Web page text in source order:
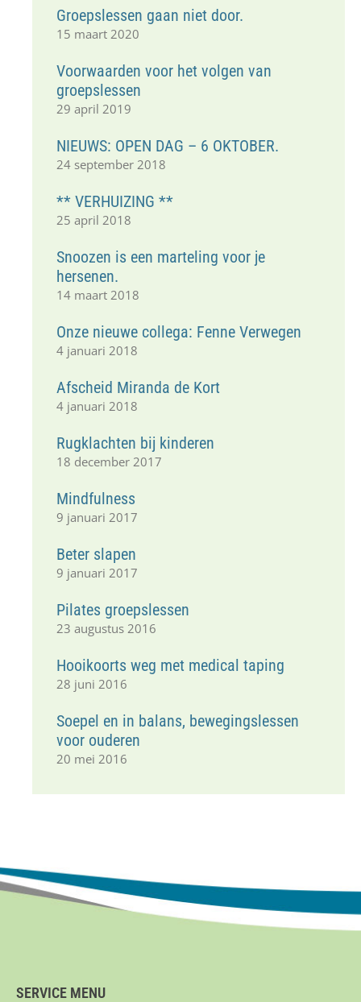
Groepslessen gaan niet door.
15 maart 2020
Voorwaarden voor het volgen van
groepslessen
29 april 2019
NIEUWS: OPEN DAG – 6 OKTOBER.
24 september 2018
** VERHUIZING **
25 april 2018
Snoozen is een marteling voor je
hersenen.
14 maart 2018
Onze nieuwe collega: Fenne Verwegen
4 januari 2018
Afscheid Miranda de Kort
4 januari 2018
Rugklachten bij kinderen
18 december 2017
Mindfulness
9 januari 2017
Beter slapen
9 januari 2017
Pilates groepslessen
23 augustus 2016
Hooikoorts weg met medical taping
28 juni 2016
Soepel en in balans, bewegingslessen
voor ouderen
20 mei 2016
SERVICE MENU